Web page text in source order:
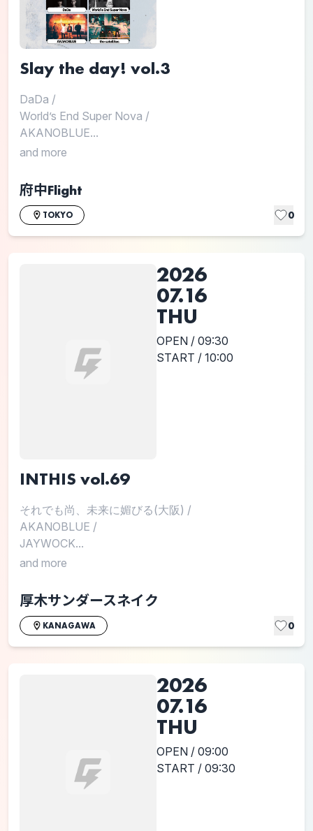
Slay the day! vol.3
DaDa /
World’s End Super Nova /
AKANOBLUE...
and more
府中Flight
TOKYO 0
2026
07.16
THU
OPEN / 09:30
START / 10:00
INTHIS vol.69
それでも尚、未来に媚びる(大阪) /
AKANOBLUE /
JAYWOCK...
and more
厚木サンダースネイク
KANAGAWA 0
2026
07.16
THU
OPEN / 09:00
START / 09:30